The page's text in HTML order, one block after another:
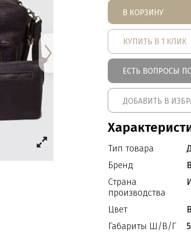
В КОРЗИНУ
КУПИТЬ В 1 КЛИК
ЕСТЬ ВОПРОСЫ
ДОБАВИТЬ В
Тип товара
Бренд
Страна
производства
Цвет
Габариты Ш/В/Г